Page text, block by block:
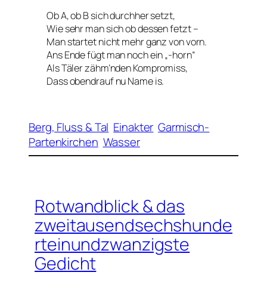
Ob A, ob B sich durchher setzt,
Wie sehr man sich ob dessen fetzt –
Man startet nicht mehr ganz von vorn.
Ans Ende fügt man noch ein „-horn“
Als Täler zähm’nden Kompromiss,
Dass obendrauf nu Name is.
Berg, Fluss & Tal Einakter Garmisch-
Partenkirchen Wasser
Rotwandblick & das
zweitausendsechshunde
rteinundzwanzigste
Gedicht